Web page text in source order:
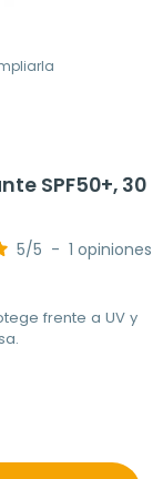
SPF50+, 30
5/5 - 1 opiniones
frente a UV y